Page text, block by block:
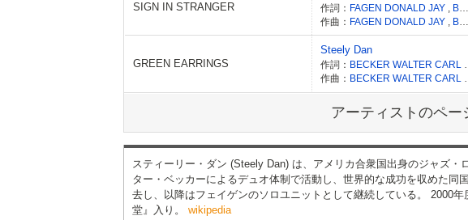
SIGN IN STRANGER 作詞： FAGEN DONALD JAY
BECKER WALTER CARL
作曲： FAGEN DONALD JAY BECKER WALTER CARL
GREEN EARRINGS
Steely Dan
作詞：
作曲：
アーティストのペー
スティーリー・ダン (Steely Dan) は、アメリカ合衆国出身のジャズ
ター・ベッカーによるデュオ体制で活動し、世界的な成功を収めた同
去し、以降はフェイゲンのソロユニットとして継続している。 2000
堂』入り。 wikipedia